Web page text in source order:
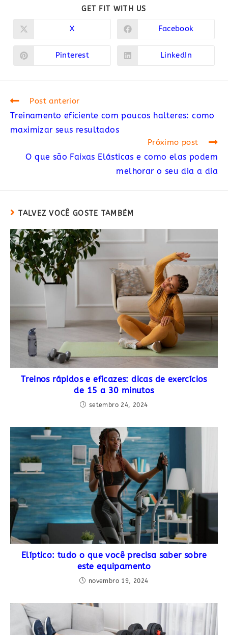
GET FIT WITH US
Abre
nova
janela
X
Abre
nova
janela
Facebook
Abre
Pinterest
Abre
LinkedIn
Read
articles
Post anterior
Treinamento eficiente com poucos halteres: como
maximizar seus resultados
Próximo post
O que são Faixas Elásticas e como elas podem
melhorar o seu dia a dia
TALVEZ VOCÊ GOSTE TAMBÉM
Treinos rápidos e eficazes: dicas de exercícios
de 15 a 30 minutos
setembro 24, 2024
Elíptico: tudo o que você precisa saber sobre
este equipamento
novembro 19, 2024